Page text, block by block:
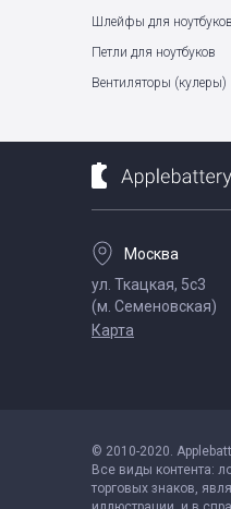
Шлейфы для ноутбуков
Петли для ноутбуков
Вентиляторы (кулеры)
Москва
ул. Ткацкая, 5с3
(м. Семеновская)
Карта
© 2010-2020.
Все виды контента:
торговых знаков,